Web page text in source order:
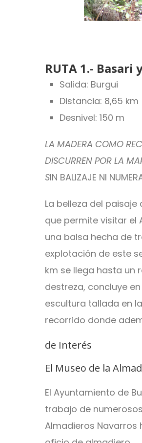
RUTA 1.- Basari
Salida: Burgui
Distancia: 8,65 km
Desnivel: 150 m
LA MADERA COMO
DISCURREN POR LA
SIN BALIZAJE NI
La belleza del
que permite visitar el
una balsa hecha de
explotación de este
km se llega hasta un
destreza, concluye
escultura tallada en
recorrido donde
de Interés
El Museo de la
El Ayuntamiento de
trabajo de
Almadieros